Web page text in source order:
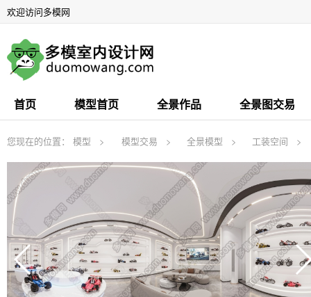
欢迎访问多模网
首页 模型首页 全景作品 全景图交易
您现在的位置： 模型 模型交易 全景模型 工装空间